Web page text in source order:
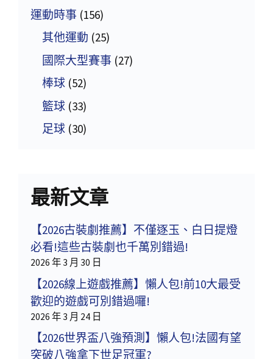
運動時事 (156)
其他運動 (25)
國際大型賽事 (27)
棒球 (52)
籃球 (33)
足球 (30)
最新文章
【2026古裝劇推薦】不僅逐玉、白日提燈
必看!這些古裝劇也千萬別錯過!
2026 年 3 月 30 日
【2026線上遊戲推薦】懶人包!前10大最受
歡迎的遊戲可別錯過囉!
2026 年 3 月 24 日
【2026世界盃八強預測】懶人包!法國有望
突破八強拿下世足冠軍?